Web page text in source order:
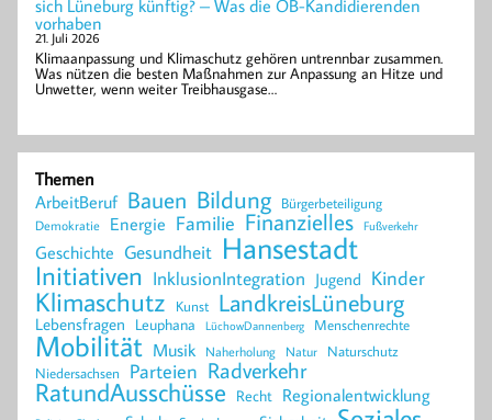
sich Lüneburg künftig? – Was die OB-Kandidierenden
vorhaben
21. Juli 2026
Klimaanpassung und Klimaschutz gehören untrennbar zusammen.
Was nützen die besten Maßnahmen zur Anpassung an Hitze und
Unwetter, wenn weiter Treibhausgase…
Themen
ArbeitBeruf Bauen Bildung Bürgerbeteiligung
Demokratie Energie Familie Finanzielles Fußverkehr
Geschichte Gesundheit Hansestadt
Initiativen InklusionIntegration Jugend Kinder
Klimaschutz Kunst LandkreisLüneburg
Lebensfragen Leuphana LüchowDannenberg Menschenrechte
Mobilität Musik Naherholung Natur Naturschutz
Niedersachsen Parteien Radverkehr
RatundAusschüsse Recht Regionalentwicklung